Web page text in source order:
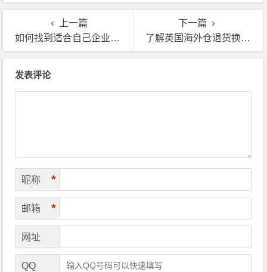
上一篇
如何找到适合自己企业去租的英国海外仓?说说自己的经验!
下一篇
了解英国海外仓退货换标操作流程和收费标准
发表评论
昵称 *
邮箱 *
网址
QQ